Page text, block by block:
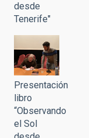
desde
Tenerife"
Presentación
libro
“Observando
el Sol